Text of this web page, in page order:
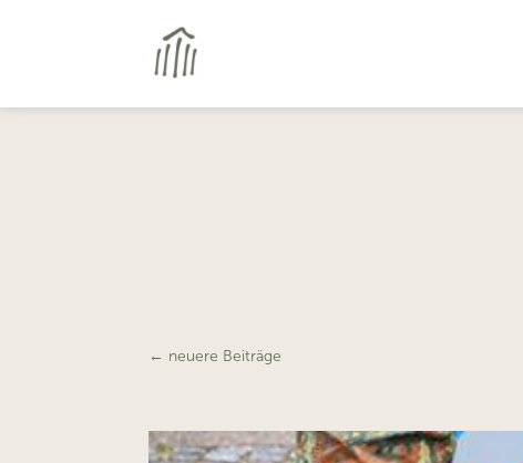
← neuere Beiträge